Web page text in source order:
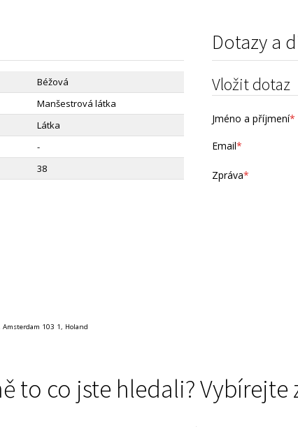
Béžová
Manšestrová látka
Látka
-
38
Dotazy a
Vložit dotaz
Jméno a příjmení*
Email*
Zpráva*
103 1, Holand
to co jste hledali?